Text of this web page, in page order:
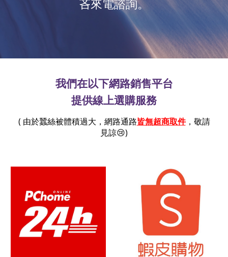
吝來電諮詢。
我們在以下網路銷售平台
提供線上選購服務
( 由於蠶絲被體積過大，網路通路皆無超商取件， 敬請
見諒😢)